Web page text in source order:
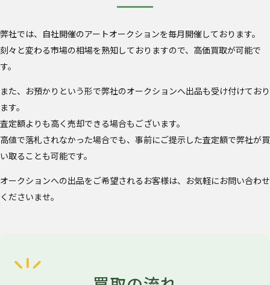
弊社では、自社開催のアートオークションを毎月開催しております。
刻々と変わる市場の相場を熟知しておりますので、高価買取が可能で
す。
また、お預かりという形で弊社のオークションへ出品も受け付けており
ます。
査定額よりも高く売却できる場合もございます。
高値で落札されなかった場合でも、事前にご提示した査定額で弊社が買
い取ることも可能です。
オークションへの出品をご希望されるお客様は、お気軽にお問い合わせ
くださいませ。